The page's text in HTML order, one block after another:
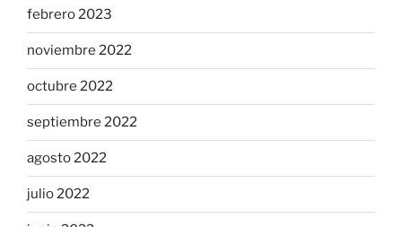
febrero 2023
noviembre 2022
octubre 2022
septiembre 2022
agosto 2022
julio 2022